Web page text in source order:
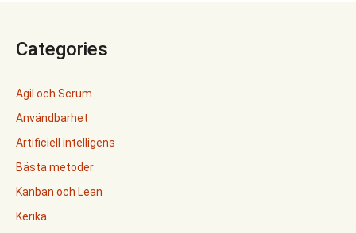
Categories
Agil och Scrum
Användbarhet
Artificiell intelligens
Bästa metoder
Kanban och Lean
Kerika